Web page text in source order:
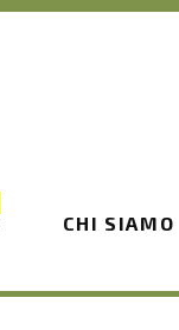
CHI SIAMO